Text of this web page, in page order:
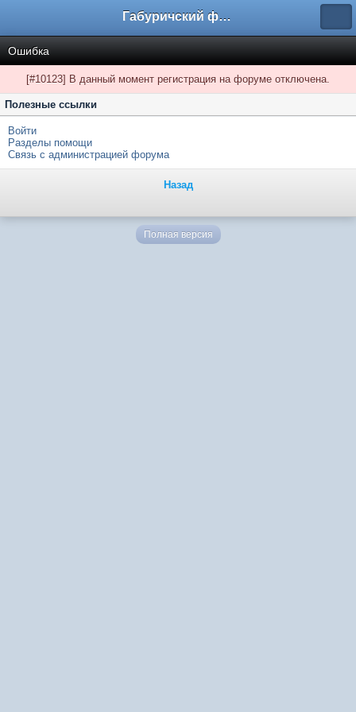
Габуричский форум
Ошибка
[#10123] В данный момент регистрация на форуме отключена.
Полезные ссылки
Войти
Разделы помощи
Связь с администрацией форума
Назад
Полная версия